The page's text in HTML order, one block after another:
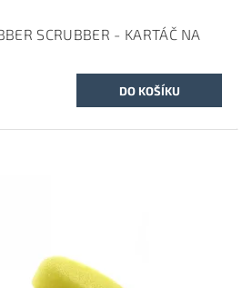
SCRUBBER - KARTÁČ NA